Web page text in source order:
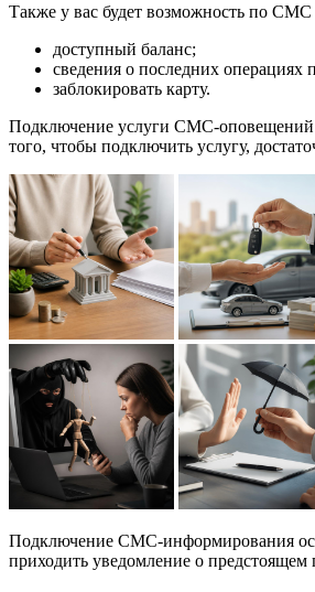
Также у вас будет возможность по
доступный баланс;
сведения о последних операциях
заблокировать карту.
Подключение услуги СМС-оповещений
того, чтобы подключить услугу,
Подключение СМС-информирования
приходить уведомление о